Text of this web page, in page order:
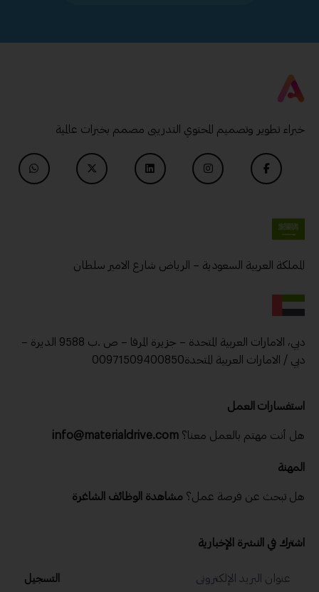
خبراء تطوير وتصميم المحتوي التدريبى مصمم بخبرات عالمية
المملكة العربية السعودية – الرياض شارع الامير سلطان
دبي، الامارات العربية المتحدة – جزيرة المرفا – ص .ب 9588 الديرة –
دبي / الامارات العربية المتحدة00971509400850
استفسارات العمل
هل أنت مهتم بالعمل معنا؟ info@materialdrive.com
المهنة
هل تبحث عن فرصة عمل؟ مشاهدة الوظائف الشاغرة
اشترك في النشرة الإخبارية
التسجيل